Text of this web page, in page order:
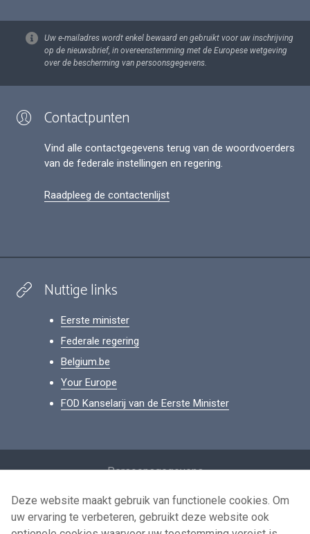
Uw e-mailadres wordt enkel bewaard en gebruikt voor uw inschrijving
op de nieuwsbrief, in overeenstemming met de Europese wetgeving
over de bescherming van persoonsgegevens.
Contactpunten
Vind alle contactgegevens terug van de woordvoerders
van de federale instellingen en regering.
Raadpleeg de contactenlijst
Nuttige links
Eerste minister
Federale regering
Belgium.be
Your Europe
FOD Kanselarij van de Eerste Minister
Persoonsgegevens
Voorwaarden voor het hergebruik
Contacteer ons
Deze website maakt gebruik van functionele cookies. Om
uw ervaring te verbeteren, gebruikt deze website ook